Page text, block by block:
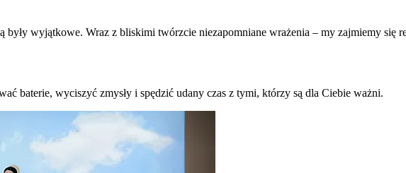
były wyjątkowe. Wraz z bliskimi twórzcie niezapomniane wrażenia – my zajmiemy się
baterie, wyciszyć zmysły i spędzić udany czas z tymi, którzy są dla Ciebie ważni.